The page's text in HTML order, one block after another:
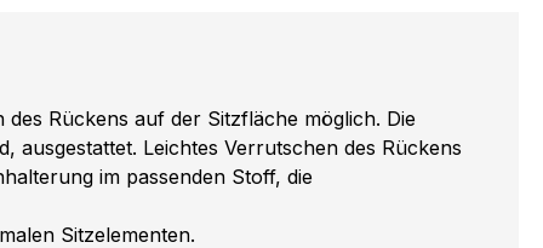
Rückens auf der Sitzfläche möglich. Die
ausgestattet. Leichtes Verrutschen des Rückens
im passenden Stoff, die
Sitzelementen.